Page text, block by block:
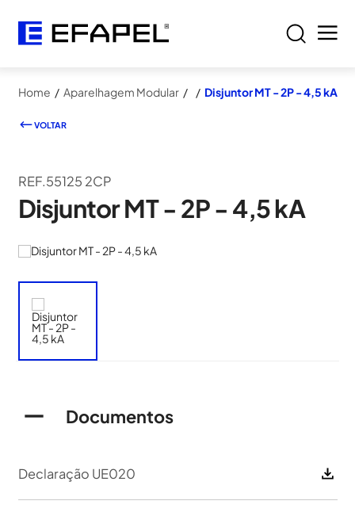
Home / Aparelhagem Modular / / Disjuntor MT - 2P - 4,5 kA
VOLTAR
REF.55125 2CP
Disjuntor MT - 2P - 4,5 kA
Documentos
Declaração UE020